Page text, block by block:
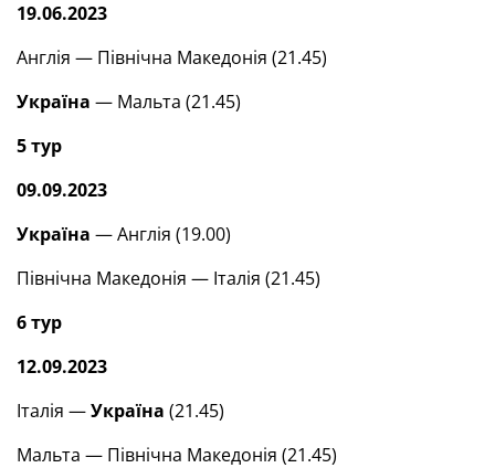
19.06.2023
Англія — Північна Македонія (21.45)
Україна — Мальта (21.45)
5 тур
09.09.2023
Україна — Англія (19.00)
Північна Македонія — Італія (21.45)
6 тур
12.09.2023
Італія —Україна (21.45)
Мальта — Північна Македонія (21.45)